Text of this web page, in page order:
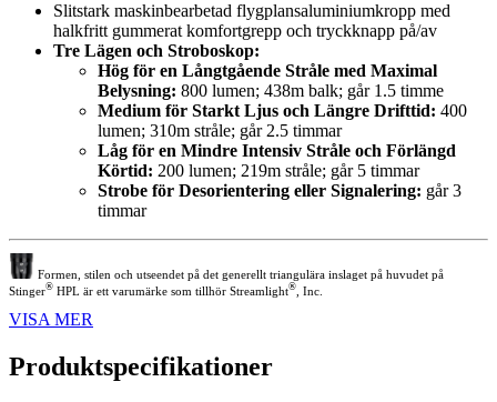
Slitstark maskinbearbetad flygplansaluminiumkropp med
halkfritt gummerat komfortgrepp och tryckknapp på/av
Tre Lägen och Stroboskop:
Hög för en Långtgående Stråle med Maximal
Belysning: 800 lumen; 438m balk; går 1.5 timme
Medium för Starkt Ljus och Längre Drifttid: 400
lumen; 310m stråle; går 2.5 timmar
Låg för en Mindre Intensiv Stråle och Förlängd
Körtid: 200 lumen; 219m stråle; går 5 timmar
Strobe för Desorientering eller Signalering: går 3
timmar
Formen, stilen och utseendet på det generellt triangulära inslaget på huvudet på
Stinger® HPL är ett varumärke som tillhör Streamlight® , Inc.
VISA MER
Produktspecifikationer